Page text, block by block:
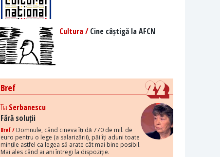
Cultura /Cine câștigă la AFCN
Bref
Tia Serbanescu
Fără soluții
Bref / Domnule, când cineva îți dă 770 de mil. de
euro pentru o lege (a salarizării), păi îți aduni toate
mințile astfel ca legea să arate cât mai bine posibil.
Mai ales când ai ani întregi la dispoziție.